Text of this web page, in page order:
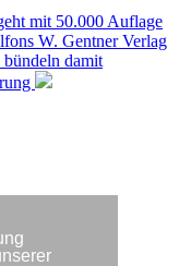
mit 50.000 Auflage
W. Gentner Verlag
bündeln damit